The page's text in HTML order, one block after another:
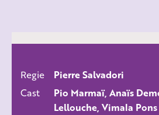
Regie
Pierre Salvadori
Cast
Pio Marmaï, Anaïs
Lellouche, Vimala Pons